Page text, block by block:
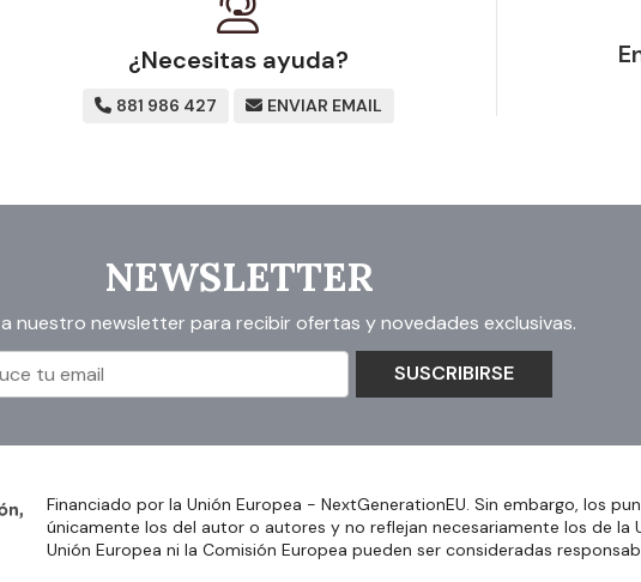
¿Necesitas ayuda?
881 986 427 ENVIAR EMAIL
NEWSLETTER
nuestro newsletter para recibir ofertas y novedades exclusivas.
SUSCRIBIRSE
Financiado por la Unión Europea - NextGenerationEU. Sin embargo, los
únicamente los del autor o autores y no reflejan necesariamente los de la
Unión Europea ni la Comisión Europea pueden ser consideradas